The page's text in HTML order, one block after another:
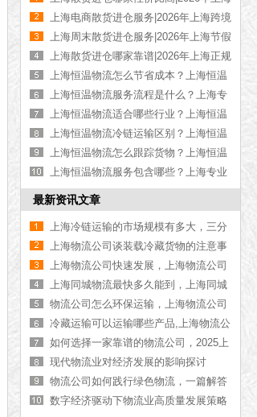
高性价比散货进仓【优惠推荐】
上海电商散货进仓服务|2026年上海跨境
电商散货进仓【定制方案】
上海周末散货进仓服务|2026年上海节假
日散货进仓【全年无休】
上海散货进仓哪家靠谱|2026年上海正规
散货进仓公司【资质齐全】
上海恒温物流怎么节省成本？上海恒温
货运成本控制技巧【今日更新】
上海恒温物流服务流程是什么？上海专
业恒温物流操作步骤【全网推荐】
上海恒温物流适合哪些行业？上海恒温
运输适用行业介绍【今日更新】
上海恒温物流冷链运输区别？上海恒温
与冷链运输差异解析【全网更新】
上海恒温物流怎么跟踪货物？上海恒温
运输货物追踪方式【全网更新】
上海恒温物流服务包含哪些？上海专业
恒温物流服务项目介绍【今日更新】
最新资讯文章
上海冷链运输的市场规模有多大，三分
钟了解本文【最新更新】
上海物流公司谈装载冷藏货物的注意事
项
上海物流公司快速发展，上海物流公司
发展趋势【行业百科】
上海同城物流最快多久能到，上海同城
物流时效【全网推荐】
物流公司怎么环保运输，上海物流公司
科普【最新资讯】
冷藏运输可以运输哪些产品,上海物流公
司为大家介绍冷藏物流运输产品[今日更
新]
如何选择一家靠谱的物流公司，2025上
海物流公司推荐[全网推荐]
现代物流业对经济发展的影响探讨
物流公司如何践行绿色物流，一篇解答
【最新更新】
数字经济驱动下物流业高质量发展策略